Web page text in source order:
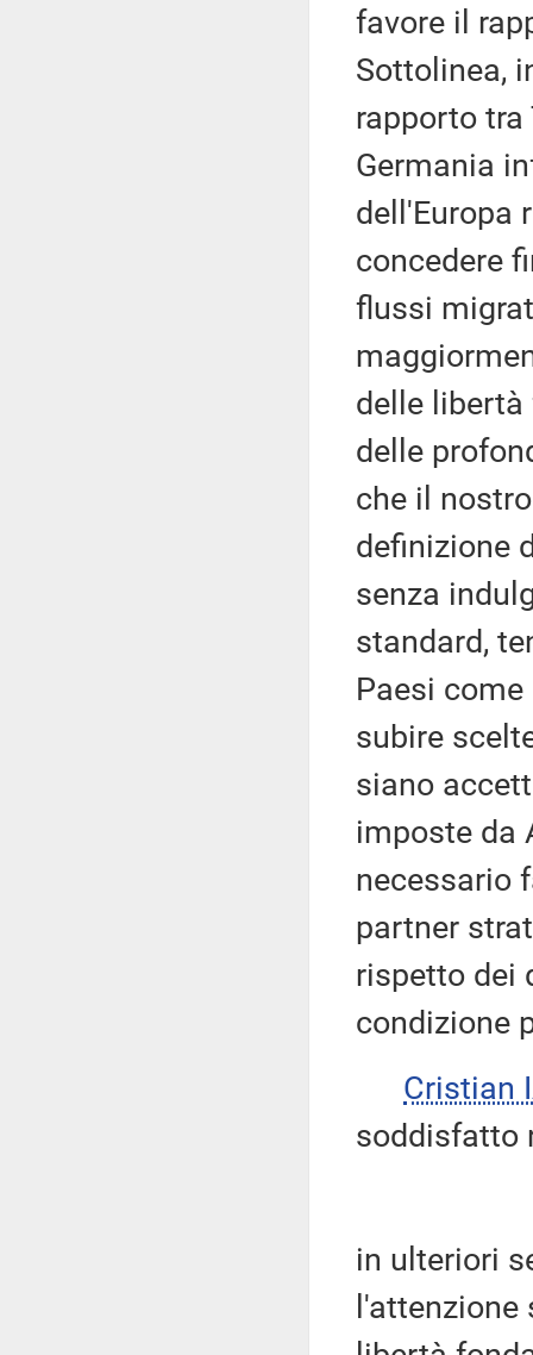
favore il
Sottolinea,
rapporto tra
Germania
dell'Europa
concedere
flussi
delle libertà
delle
che il
definizione
senza
standard,
Paesi
subire
siano
imposte da
necessario
partner
rispetto dei
condizione
Cristian
soddisfatto
in ulteriori